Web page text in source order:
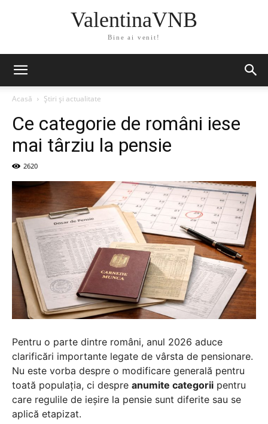
ValentinaVNB
Bine ai venit!
Acasă Știri și actualitate
Ce categorie de români iese
mai târziu la pensie
2620
Pentru o parte dintre români, anul 2026 aduce
clarificări importante legate de vârsta de pensionare.
Nu este vorba despre o modificare generală pentru
toată populația, ci despre anumite categorii pentru
care regulile de ieșire la pensie sunt diferite sau se
aplică etapizat.